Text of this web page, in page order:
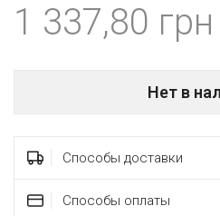
1 337,80
Нет в
Способы доставки
Способы оплаты